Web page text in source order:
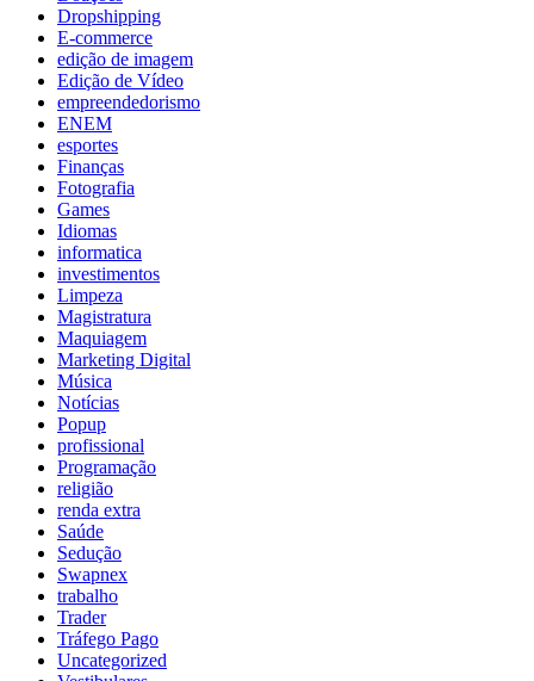
Dropshipping
E-commerce
edição de imagem
Edição de Vídeo
empreendedorismo
ENEM
esportes
Finanças
Fotografia
Games
Idiomas
informatica
investimentos
Limpeza
Magistratura
Maquiagem
Marketing Digital
Música
Notícias
Popup
profissional
Programação
religião
renda extra
Saúde
Sedução
Swapnex
trabalho
Trader
Tráfego Pago
Uncategorized